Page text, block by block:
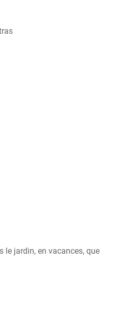
le jardin, en vacances, que